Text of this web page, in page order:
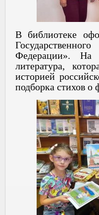
В библиотеке
Федерации». На
литература,
историей
подборка стихов о